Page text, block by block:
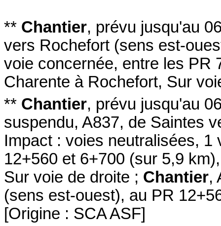
** Chantier, prévu jusqu'au
vers Rochefort (sens est-
voie concernée, entre les PR
Charente à Rochefort, Sur
** Chantier, prévu jusqu'au
suspendu, A837, de Saintes
Impact : voies neutralisées, 1
12+560 et 6+700 (sur 5,9 km)
Sur voie de droite ; Chantier,
(sens est-ouest), au PR
[Origine : SCA ASF]